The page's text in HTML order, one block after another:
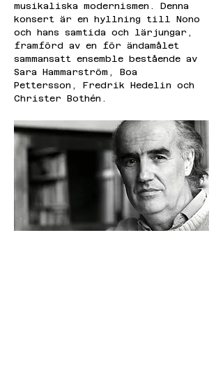
musikaliska modernismen. Denna
konsert är en hyllning till Nono
och hans samtida och lärjungar,
framförd av en för ändamålet
sammansatt ensemble bestående av
Sara Hammarström, Boa
Pettersson, Fredrik Hedelin och
Christer Bothén.